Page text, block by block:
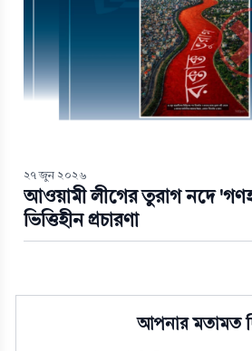
২৭ জুন ২০২৬
আওয়ামী লীগের তুরাগ নদে
ভিত্তিহীন প্রচারণা
আপনার মতামত